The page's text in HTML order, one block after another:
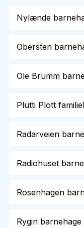
Nylænde
Obersten
Ole Brumm
Plutti Plott
Radarveien
Radiohuset
Rosenhagen
Rygin barnehage